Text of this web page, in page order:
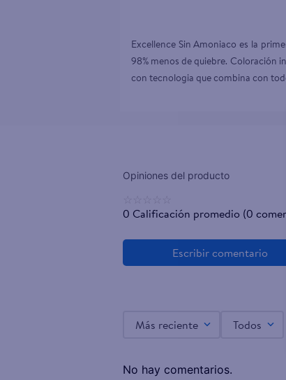
Excellence Sin Amoniaco es la
98% menos de quiebre. Coloración
con tecnologia que combina con
0 Calificación promedio (0
Más reciente Todos
No hay comentarios.